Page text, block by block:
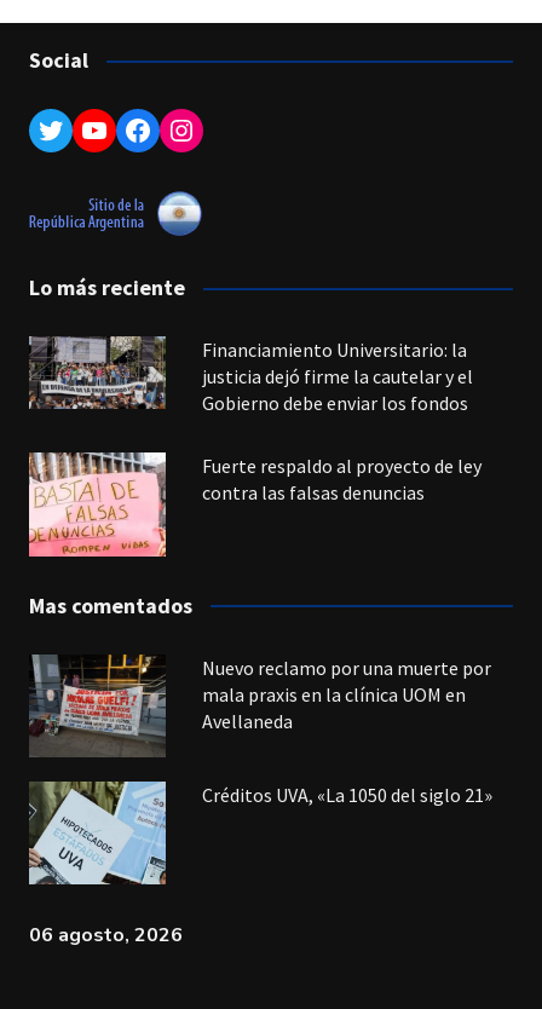
Social
Twitter
YouTube
Facebook
Instagram
Lo más reciente
Financiamiento Universitario: la
justicia dejó firme la cautelar y el
Gobierno debe enviar los fondos
Fuerte respaldo al proyecto de ley
contra las falsas denuncias
Mas comentados
Nuevo reclamo por una muerte por
mala praxis en la clínica UOM en
Avellaneda
Créditos UVA, «La 1050 del siglo 21»
06 agosto, 2026